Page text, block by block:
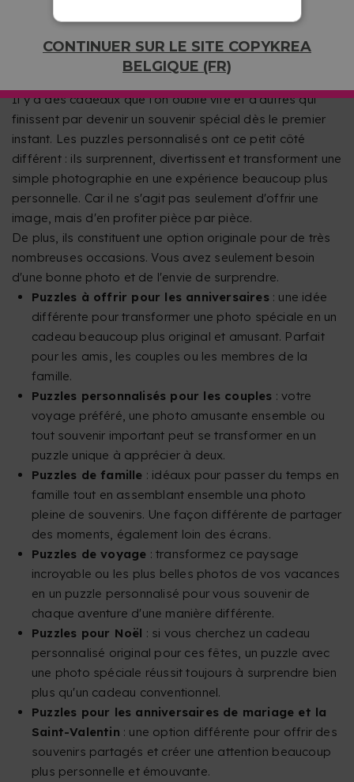
CONTINUER SUR LE SITE COPYKREA
BELGIQUE (FR)
vous permettre de profiter de vos photos préférées
PUZZLES : UN CADEAU PERSONNALISÉ POUR
TOUTES LES OCCASIONS
Il y a des cadeaux que l'on oublie vite et d'autres qui
finissent par devenir un souvenir spécial dès le premier
instant. Les puzzles personnalisés ont ce petit côté
différent : ils surprennent, divertissent et transforment une
simple photographie en une expérience beaucoup plus
personnelle. Car il ne s'agit pas seulement d'offrir une
image, mais d'en profiter pièce par pièce.
De plus, ils constituent une option originale pour de très
nombreuses occasions. Vous avez seulement besoin
d'une bonne photo et de l'envie de surprendre.
Puzzles à offrir pour les anniversaires: une idée
différente pour transformer une photo spéciale en un
cadeau beaucoup plus original et amusant. Parfait
pour les amis, les couples ou les membres de la
famille.
Puzzles personnalisés pour les couples : votre
voyage préféré, une photo amusante ensemble ou
tout souvenir important peut se transformer en un
puzzle unique à apprécier à deux.
Puzzles de famille : idéaux pour passer du temps en
famille tout en assemblant ensemble una photo
pleine de souvenirs. Une façon différente de partager
des moments, également loin des écrans.
Puzzles de voyage : transformez ce paysage
incroyable ou les plus belles photos de vos vacances
en un puzzle personnalisé pour vous souvenir de
chaque aventure d'une manière différente.
Puzzles pour Noël : si vous cherchez un cadeau
personnalisé original pour ces fêtes, un puzzle avec
une photo spéciale réussit toujours à surprendre bien
plus qu'un cadeau conventionnel.
Puzzles pour les anniversaires de mariage et la
Saint-Valentin : une option différente pour offrir des
souvenirs partagés et créer une attention beaucoup
plus personnelle et émouvante.